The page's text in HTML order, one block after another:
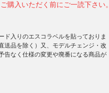
購入いただく前にご一読下さい。
ド入りのエスコラベルを貼っておりま
送品を除く）又、モデルチェンジ・改
告なく仕様の変更や廃番になる商品が